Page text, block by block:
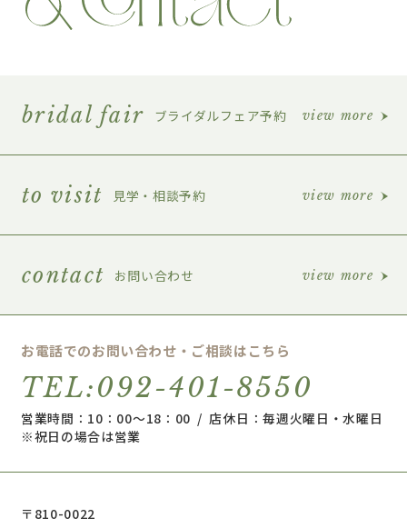
bridal fair ブライダルフェア予約 view more
to visit 見学・相談予約 view more
contact お問い合わせ view more
お電話でのお問い合わせ・ご相談はこちら
TEL:092-401-8550
営業時間：10：00～18：00 / 店休日：毎週火曜日・水曜日
※祝日の場合は営業
〒810-0022